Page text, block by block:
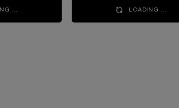
... LOADING ...